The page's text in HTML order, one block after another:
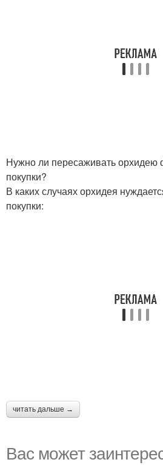
Нужно ли пересаживать орхидею
покупки?
В каких случаях орхидея
покупки:
читать дальше →
Вас может